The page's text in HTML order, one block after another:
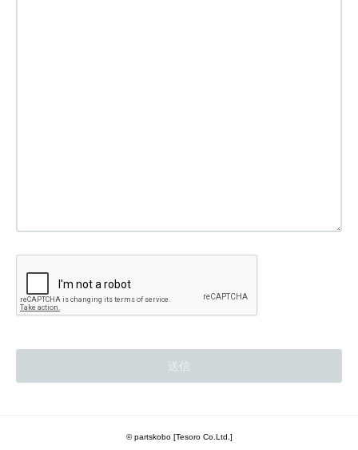
© partskobo [Tesoro Co.Ltd.]